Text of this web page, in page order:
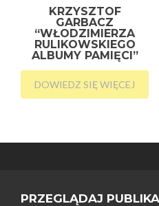
KRZYSZTOF
GARBACZ
“WŁODZIMIERZA
RULIKOWSKIEGO
ALBUMY PAMIĘCI”
DOWIEDZ SIĘ WIĘCEJ
PRZEGLĄDAJ